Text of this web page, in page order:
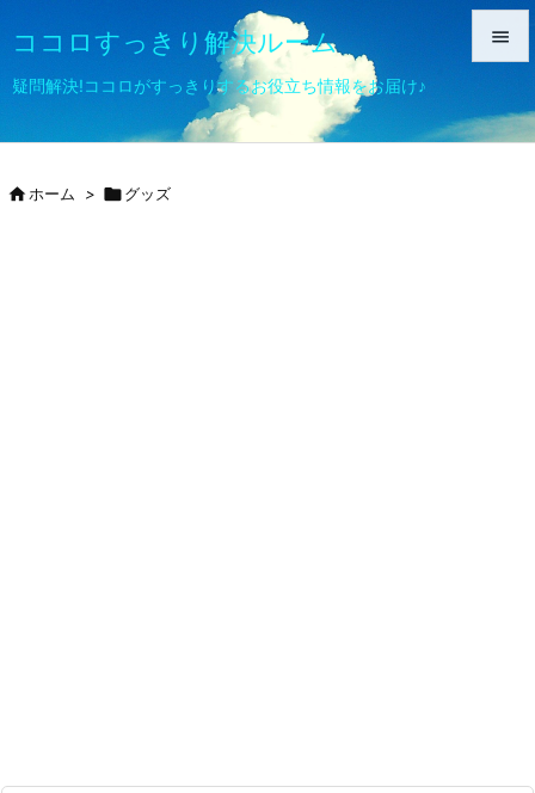
ココロすっきり解決ルーム
疑問解決!ココロがすっきりするお役立ち情報をお届け♪

メニュ

ホーム > グッズ